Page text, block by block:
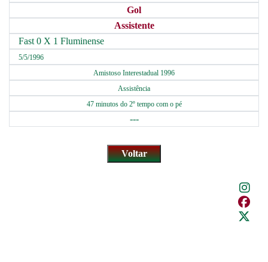
Gol
Assistente
Fast 0 X 1 Fluminense
5/5/1996
Amistoso Interestadual 1996
Assistência
47 minutos do 2º tempo com o pé
---